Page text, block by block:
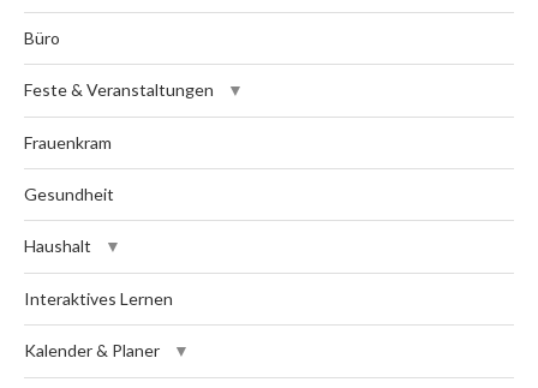
Büro
Feste & Veranstaltungen
Frauenkram
Gesundheit
Haushalt
Interaktives Lernen
Kalender & Planer